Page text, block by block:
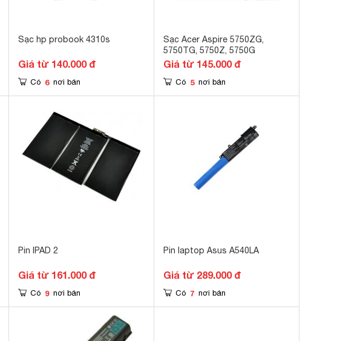
Sạc hp probook 4310s
Giá từ 140.000 đ
Có 6 nơi bán
Sạc Acer Aspire 5750ZG,
5750TG, 5750Z, 5750G
Giá từ 145.000 đ
Có 5 nơi bán
Pin IPAD 2
Giá từ 161.000 đ
Có 9 nơi bán
Pin laptop Asus A540LA
Giá từ 289.000 đ
Có 7 nơi bán